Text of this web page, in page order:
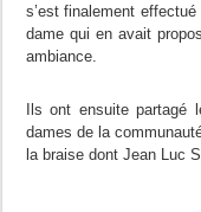
s’est finalement
dame qui en avait
ambiance.
Ils ont ensuite partagé
dames de la
la braise dont Jean Luc